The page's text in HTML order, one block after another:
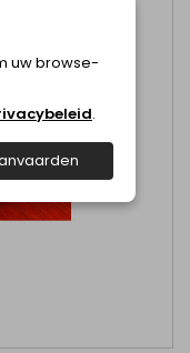
uw browse-
.